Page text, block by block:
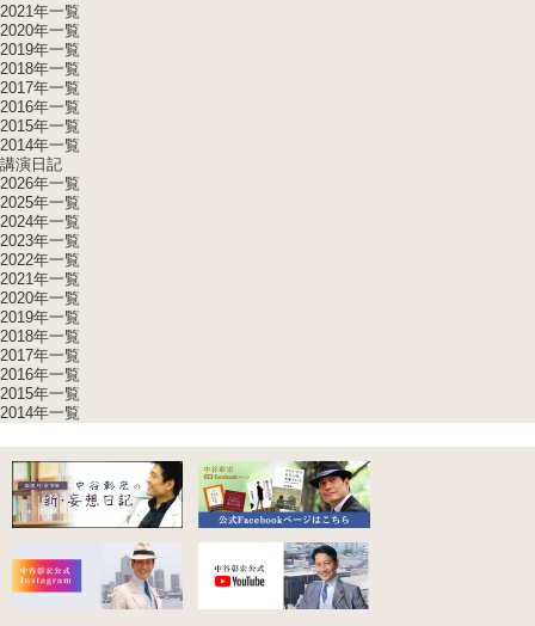
2021年一覧
2020年一覧
2019年一覧
2018年一覧
2017年一覧
2016年一覧
2015年一覧
2014年一覧
講演日記
2026年一覧
2025年一覧
2024年一覧
2023年一覧
2022年一覧
2021年一覧
2020年一覧
2019年一覧
2018年一覧
2017年一覧
2016年一覧
2015年一覧
2014年一覧